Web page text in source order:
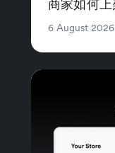
商家如何
6 August 2026